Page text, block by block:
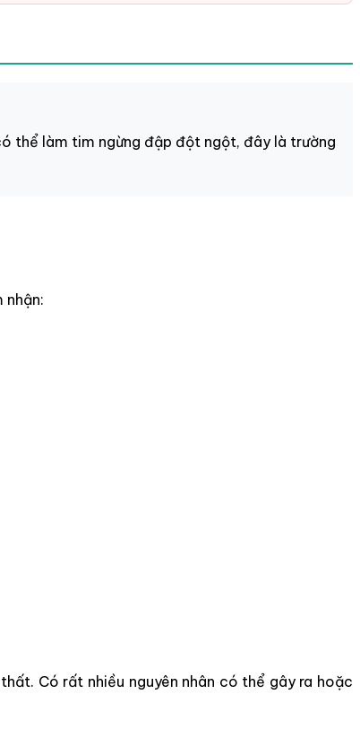
thể làm tim ngừng đập đột ngột, đây là trường
nhận:
Có rất nhiều nguyên nhân có thể gây ra hoặc